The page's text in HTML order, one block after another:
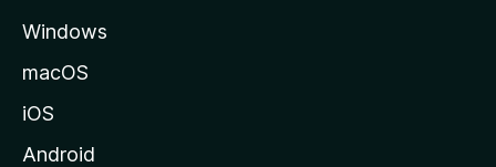
Windows
macOS
iOS
Android